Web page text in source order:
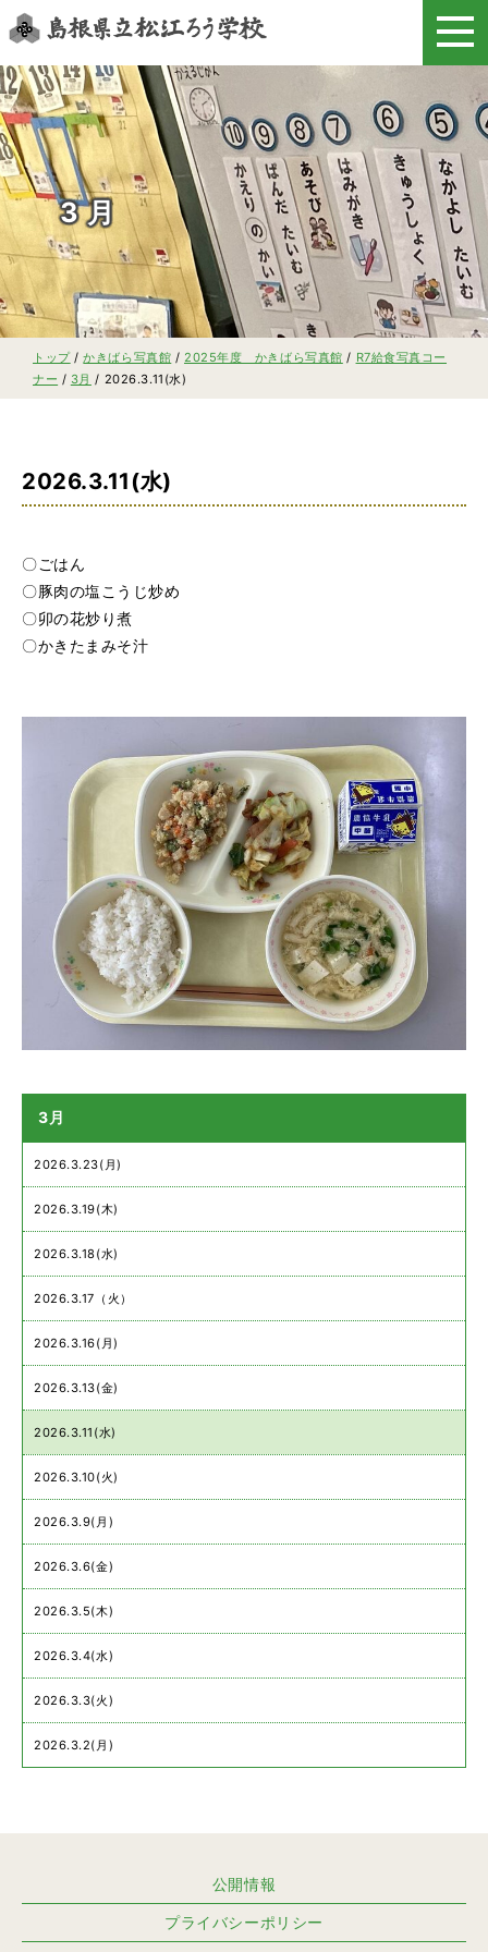
このページの本文へ
3月
現
在
の
トップ/かきばら写真館 / 2025年度 かきばら写真館 / R7給食写真コー
ナー / 3月 / 2026.3.11(水)
2026.3.11(水)
〇ごはん
〇豚肉の塩こうじ炒め
〇卯の花炒り煮
〇かきたまみそ汁
3月
2026.3.23(月)
2026.3.19(木)
2026.3.18(水)
2026.3.17（火）
2026.3.16(月)
2026.3.13(金)
2026.3.11(水)
2026.3.10(火)
2026.3.9(月)
2026.3.6(金)
2026.3.5(木)
2026.3.4(水)
2026.3.3(火)
2026.3.2(月)
公開情報
プライバシーポリシー